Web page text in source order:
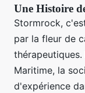
Une Histoire
Stormrock,
par la fleur de
thérapeutiques.
Maritime, la
d'expérience